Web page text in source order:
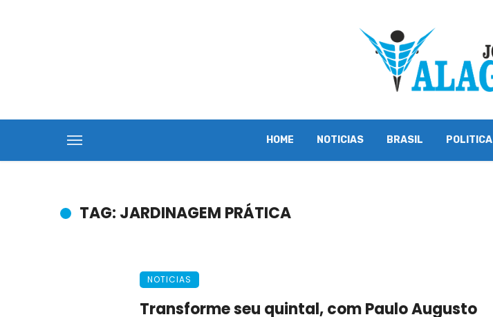
HOME NOTICIAS BRASIL POLITICA
TAG: JARDINAGEM PRÁTICA
NOTICIAS
Transforme seu quintal, com Paulo Augusto